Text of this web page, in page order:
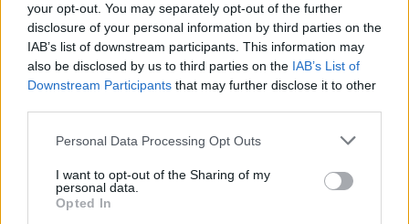
your opt-out. You may separately opt-out of the further
disclosure of your personal information by third parties on the
IAB’s list of downstream participants. This information may
also be disclosed by us to third parties on the IAB’s List of
Downstream Participants that may further disclose it to other
Please note that this website/app uses one or more Google
not limited to your visit or usage behaviour. You may click to
grant or deny consent to Google and its third-party tags to
use your data for below specified purposes in below Google
Personal Data Processing Opt Outs
I want to opt-out of the Sharing of my
personal data.
Opted In
christophe
12 éve
lakàshitel 3-4%
szabadfelhasznàlàsu 6% korul
bankban nem èrdemes a pènzt tartani 1,5%korul ad.
ezèrt csodàlkoztam a Putyin fèle 5%-n,de
elmagyaràztàk...